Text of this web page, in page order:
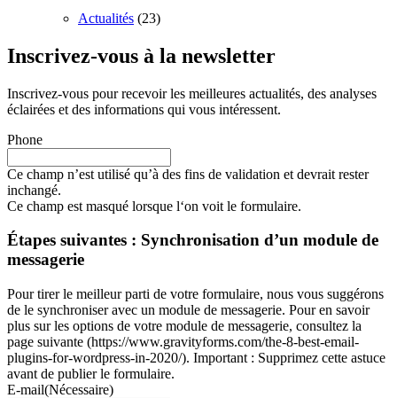
Actualités (23)
Inscrivez-vous à la newsletter
Inscrivez-vous pour recevoir les meilleures actualités, des analyses
éclairées et des informations qui vous intéressent.
Phone
Ce champ n’est utilisé qu’à des fins de validation et devrait rester
inchangé.
Ce champ est masqué lorsque l‘on voit le formulaire.
Étapes suivantes : Synchronisation d’un module de
messagerie
Pour tirer le meilleur parti de votre formulaire, nous vous suggérons
de le synchroniser avec un module de messagerie. Pour en savoir
plus sur les options de votre module de messagerie, consultez la
page suivante (https://www.gravityforms.com/the-8-best-email-
plugins-for-wordpress-in-2020/). Important : Supprimez cette astuce
avant de publier le formulaire.
E-mail(Nécessaire)